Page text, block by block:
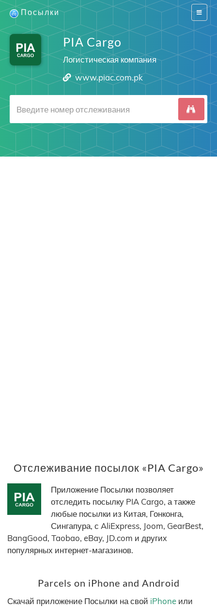
Switch
Посылки
PIA Cargo
Логистическая компания
www.piac.com.pk
Отслеживание посылок «PIA Cargo»
Приложение Посылки позволяет
отследить посылку PIA Cargo, а также
любые посылки из Китая, Гонконга,
Сингапура, с AliExpress, Joom, GearBest,
BangGood, Taobao, eBay, JD.com и других
популярных интернет-магазинов.
Parcels on iPhone and Android
Скачай приложение Посылки на свой iPhone или